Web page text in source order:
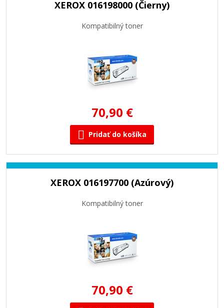
XEROX 016198000 (Čierny)
Kompatibilný toner
70,90 €
Pridať do košíka
XEROX 016197700 (Azúrový)
Kompatibilný toner
70,90 €